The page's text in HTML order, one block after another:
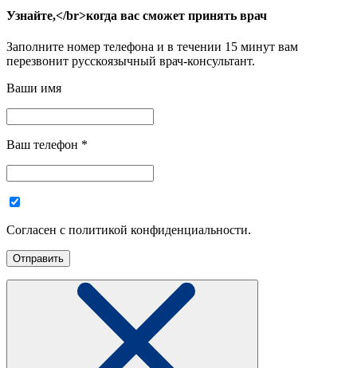
Узнайте,</br>когда вас сможет принять врач
Заполните номер телефона и в течении 15 минут вам
перезвонит русскоязычный врач-консультант.
Ваши имя
Ваш телефон *
Согласен с политикой конфиденциальности.